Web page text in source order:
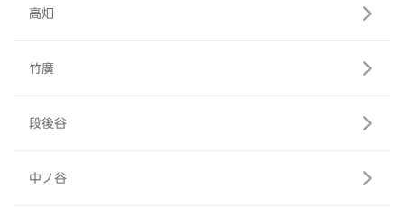
高畑
竹廣
段後谷
中ノ谷